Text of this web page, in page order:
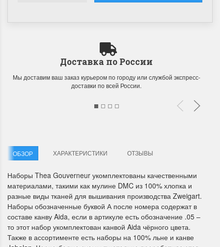
Летние Скидки
честь первого летнего дня
Анастасия Туманова
1 июня 2024 11:29
Раритеты Дим.
На сайте пополнение
Dimensions
Доставка по России
Мы доставим ваш заказ курьером по городу или службой экспресс-
доставки по всей России.
ОБЗОР ХАРАКТЕРИСТИКИ ОТЗЫВЫ
Наборы Thea Gouverneur укомплектованы качественными
материалами, такими как мулине DMC из 100% хлопка и
разные виды тканей для вышивания производства Zweigart.
Наборы обозначенные буквой А после номера содержат в
составе канву Aida, если в артикуле есть обозначение .05 –
то этот набор укомплектован канвой Aida чёрного цвета.
Также в ассортименте есть наборы на 100% льне и канве